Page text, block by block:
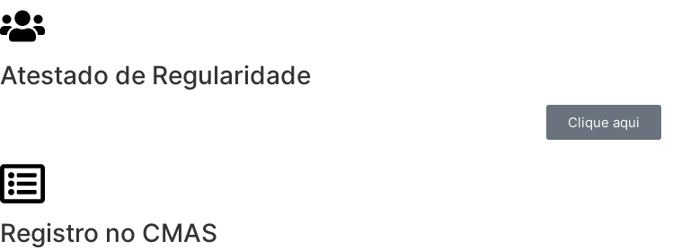
Atestado de Regularidade
Clique aqui
Registro no CMAS